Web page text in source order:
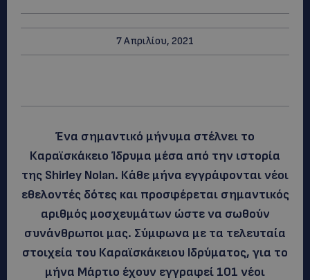
7 Απριλίου, 2021
Ένα σημαντικό μήνυμα στέλνει το
Καραϊσκάκειο Ίδρυμα μέσα από την ιστορία
της Shirley Nolan. Κάθε μήνα εγγράφονται νέοι
εθελοντές δότες και προσφέρεται σημαντικός
αριθμός μοσχευμάτων ώστε να σωθούν
συνάνθρωποι μας. Σύμφωνα με τα τελευταία
στοιχεία του Καραϊσκάκειου Ιδρύματος, για το
μήνα Μάρτιο έχουν εγγραφεί 101 νέοι